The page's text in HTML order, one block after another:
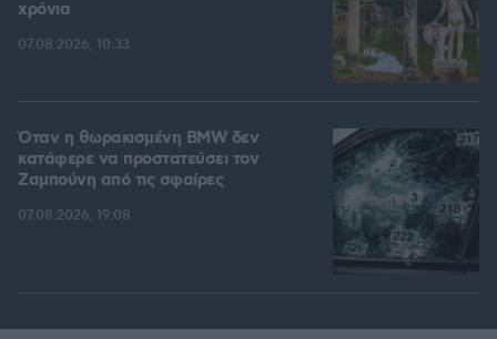
χρόνια
07.08.2026, 10:33
Όταν η θωρακισμένη BMW δεν
κατάφερε να προστατεύσει τον
Ζαμπούνη από τις σφαίρες
07.08.2026, 19:08